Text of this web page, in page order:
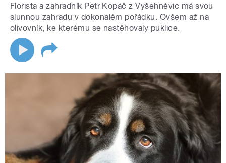
Florista a zahradník Petr Kopáč z Vyšehněvic má svou
slunnou zahradu v dokonalém pořádku. Ovšem až na
olivovník, ke kterému se nastěhovaly puklice.